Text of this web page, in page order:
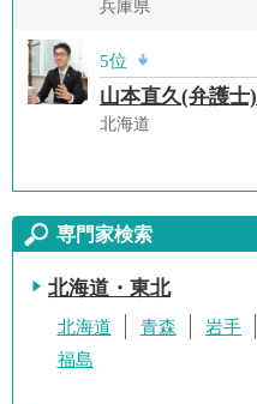
兵庫県
5位
山本直久(弁護士)
北海道
専門家検索
北海道・東北
北海道 青森 岩手
福島